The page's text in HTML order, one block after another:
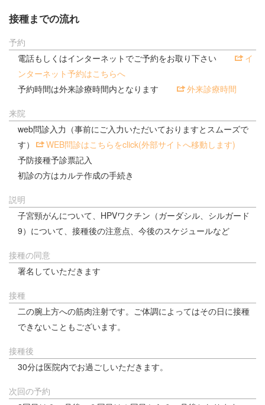
接種までの流れ
予約
電話もしくはインターネットでご予約をお取り下さい
イ
ンターネット予約はこちらへ
予約時間は外来診療時間内となります
外来診療時間
来院
web問診入力（事前にご入力いただいておりますとスムーズで
す）
WEB問診はこちらをclick(外部サイトへ移動します)
予防接種予診票記入
初診の方はカルテ作成の手続き
説明
子宮頸がんについて、HPVワクチン（ガーダシル、シルガード
9）について、接種後の注意点、今後のスケジュールなど
接種の同意
署名していただきます
接種
二の腕上方への筋肉注射です。ご体調によってはその日に接種
できないこともございます。
接種後
30分は医院内でお過ごしいただきます。
次回の予約